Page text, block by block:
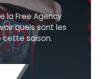
la Free Agency
quels sont les
cette saison.